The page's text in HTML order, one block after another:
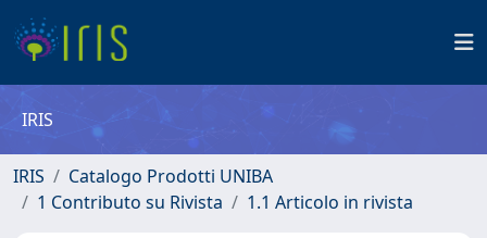
IRIS
IRIS
Catalogo Prodotti UNIBA
1 Contributo su Rivista
1.1 Articolo in rivista